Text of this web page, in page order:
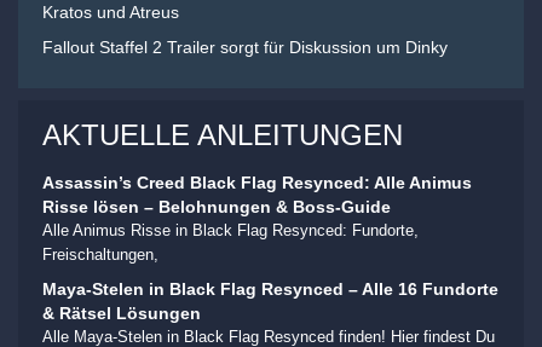
Kratos und Atreus
Fallout Staffel 2 Trailer sorgt für Diskussion um Dinky
AKTUELLE ANLEITUNGEN
Assassin’s Creed Black Flag Resynced: Alle Animus
Risse lösen – Belohnungen & Boss-Guide
Alle Animus Risse in Black Flag Resynced: Fundorte,
Freischaltungen,
Maya-Stelen in Black Flag Resynced – Alle 16 Fundorte
& Rätsel Lösungen
Alle Maya-Stelen in Black Flag Resynced finden! Hier findest Du